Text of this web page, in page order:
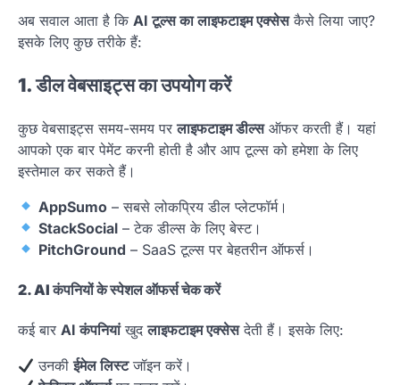
अब सवाल आता है कि AI टूल्स का लाइफटाइम एक्सेसकैसे लिया जाए?
इसके लिए कुछ तरीके हैं:
1. डील वेबसाइट्स का उपयोग करें
कुछ वेबसाइट्स समय-समय परलाइफटाइम डील्सऑफर करती हैं। यहां
आपको एक बार पेमेंट करनी होती है और आप टूल्स को हमेशा के लिए
इस्तेमाल कर सकते हैं।
AppSumo – सबसे लोकप्रिय डील प्लेटफॉर्म।
StackSocial – टेक डील्स के लिए बेस्ट।
PitchGround – SaaS टूल्स पर बेहतरीन ऑफर्स।
2. AI कंपनियों के स्पेशल ऑफर्स चेक करें
कई बार AI कंपनियांखुदलाइफटाइम एक्सेसदेती हैं। इसके लिए:
उनकीईमेल लिस्टजॉइन करें।